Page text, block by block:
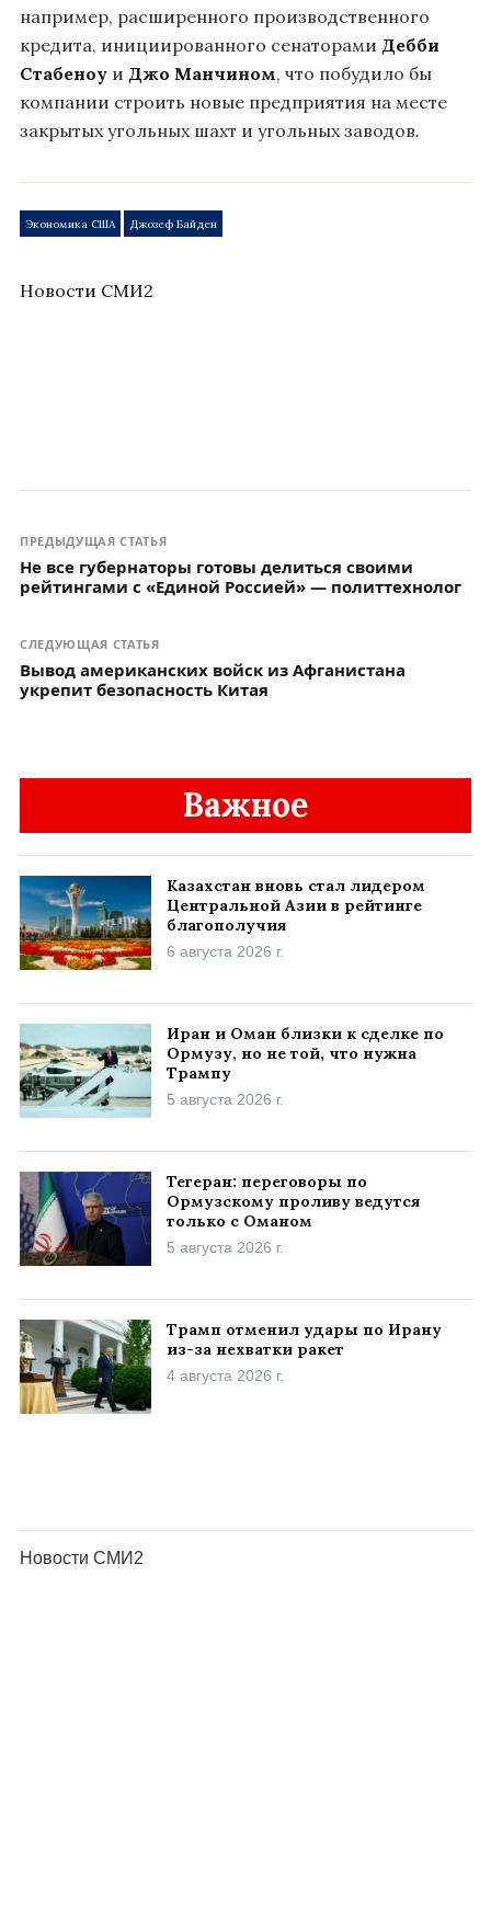
например, расширенного производственного
кредита, инициированного сенаторами Дебби
Стабеноу и Джо Манчином, что побудило бы
компании строить новые предприятия на месте
закрытых угольных шахт и угольных заводов.
Экономика США Джозеф Байден
Новости СМИ2
ПРЕДЫДУЩАЯ СТАТЬЯ
Не все губернаторы готовы делиться своими
рейтингами с «Единой Россией» — политтехнолог
СЛЕДУЮЩАЯ СТАТЬЯ
Вывод американских войск из Афганистана
укрепит безопасность Китая
Важное
Казахстан вновь стал лидером
Центральной Азии в рейтинге
благополучия
6 августа 2026 г.
Иран и Оман близки к сделке по
Ормузу, но не той, что нужна
Трампу
5 августа 2026 г.
Тегеран: переговоры по
Ормузскому проливу ведутся
только с Оманом
5 августа 2026 г.
Трамп отменил удары по Ирану
из-за нехватки ракет
4 августа 2026 г.